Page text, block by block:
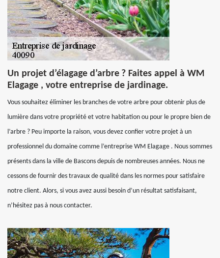
Un projet d’élagage d’arbre ? Faites appel à WM
Elagage , votre entreprise de jardinage.
Vous souhaitez éliminer les branches de votre arbre pour obtenir plus de
lumière dans votre propriété et votre habitation ou pour le propre bien de
l’arbre ? Peu importe la raison, vous devez confier votre projet à un
professionnel du domaine comme l’entreprise WM Elagage . Nous sommes
présents dans la ville de Bascons depuis de nombreuses années. Nous ne
cessons de fournir des travaux de qualité dans les normes pour satisfaire
notre client. Alors, si vous avez aussi besoin d’un résultat satisfaisant,
n’hésitez pas à nous contacter.